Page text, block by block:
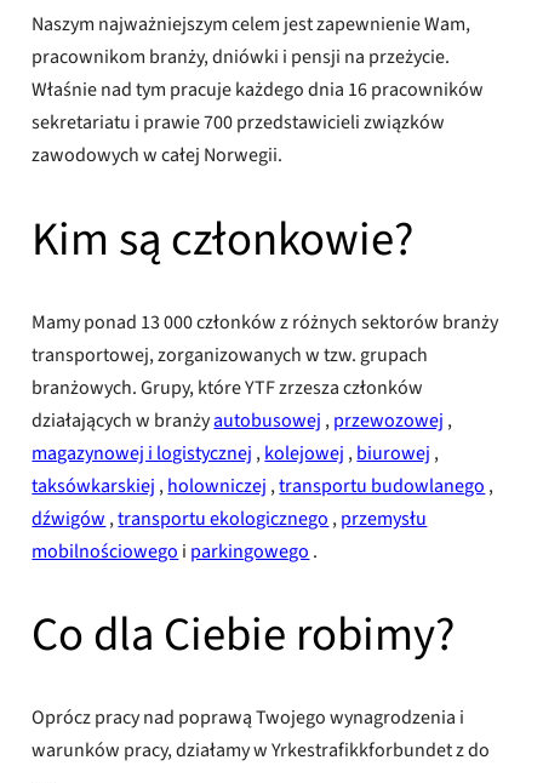
Naszym najważniejszym celem jest zapewnienie Wam,
pracownikom branży, dniówki i pensji na przeżycie.
Właśnie nad tym pracuje każdego dnia 16 pracowników
sekretariatu i prawie 700 przedstawicieli związków
zawodowych w całej Norwegii.
Kim są członkowie?
Mamy ponad 13 000 członków z różnych sektorów branży
transportowej, zorganizowanych w tzw. grupach
branżowych. Grupy, które YTF zrzesza członków
działających w branżyautobusowej ,przewozowej ,
magazynowej i logistycznej ,kolejowej ,biurowej ,
taksówkarskiej ,holowniczej ,transportu budowlanego ,
dźwigów ,transportu ekologicznego ,przemysłu
mobilnościowego i parkingowego .
Co dla Ciebie robimy?
Oprócz pracy nad poprawą Twojego wynagrodzenia i
warunków pracy, działamy w Yrkestrafikkforbundet z do